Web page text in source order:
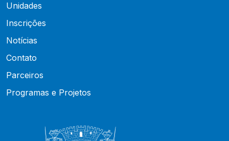
Unidades
Inscrições
Notícias
Contato
Parceiros
Programas e Projetos